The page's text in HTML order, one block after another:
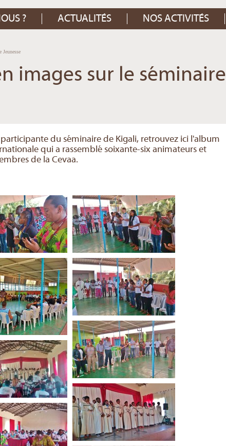
? ACTUALITÉS NOS ACTIVITÉS
images sur le séminaire
du séminaire de Kigali, retrouvez ici l'album
qui a rassemblé soixante-six animateurs et
de la Cevaa.